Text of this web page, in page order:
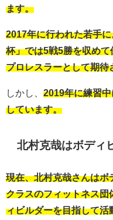
ます。
2017年に行われた若手
杯」では5戦5勝を収め
プロレスラーとして期待
しかし、 2019年に練習
しています。
北村克哉はボディ
現在、北村克哉さんはボ
クラスのフィットネス
ィビルダーを目指して活